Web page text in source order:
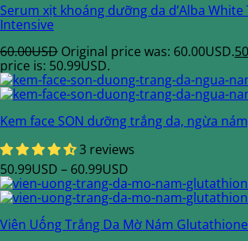
Serum xịt khoáng dưỡng da d’Alba
Intensive
60.00USD Original price was: 60.00USD.
price is: 50.99USD.
Kem face SON dưỡng trắng da, ngừa
3 reviews
50.99USD – 60.99USD
Viên Uống Trắng Da Mờ Nám